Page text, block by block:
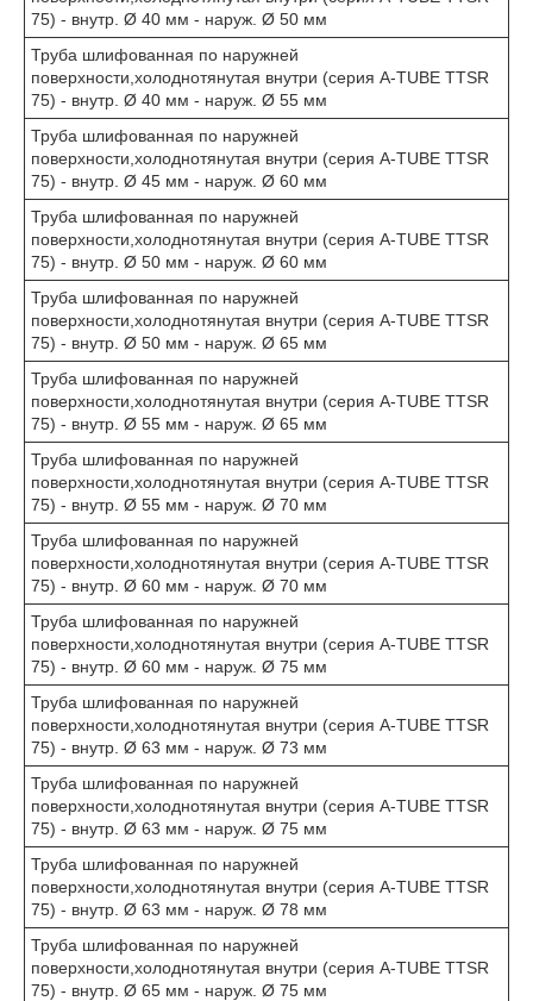
75) - внутр. Ø 40 мм - наруж. Ø 50 мм
Труба шлифованная по наружней
поверхности,холоднотянутая внутри (серия A-TUBE TTSR
75) - внутр. Ø 40 мм - наруж. Ø 55 мм
Труба шлифованная по наружней
поверхности,холоднотянутая внутри (серия A-TUBE TTSR
75) - внутр. Ø 45 мм - наруж. Ø 60 мм
Труба шлифованная по наружней
поверхности,холоднотянутая внутри (серия A-TUBE TTSR
75) - внутр. Ø 50 мм - наруж. Ø 60 мм
Труба шлифованная по наружней
поверхности,холоднотянутая внутри (серия A-TUBE TTSR
75) - внутр. Ø 50 мм - наруж. Ø 65 мм
Труба шлифованная по наружней
поверхности,холоднотянутая внутри (серия A-TUBE TTSR
75) - внутр. Ø 55 мм - наруж. Ø 65 мм
Труба шлифованная по наружней
поверхности,холоднотянутая внутри (серия A-TUBE TTSR
75) - внутр. Ø 55 мм - наруж. Ø 70 мм
Труба шлифованная по наружней
поверхности,холоднотянутая внутри (серия A-TUBE TTSR
75) - внутр. Ø 60 мм - наруж. Ø 70 мм
Труба шлифованная по наружней
поверхности,холоднотянутая внутри (серия A-TUBE TTSR
75) - внутр. Ø 60 мм - наруж. Ø 75 мм
Труба шлифованная по наружней
поверхности,холоднотянутая внутри (серия A-TUBE TTSR
75) - внутр. Ø 63 мм - наруж. Ø 73 мм
Труба шлифованная по наружней
поверхности,холоднотянутая внутри (серия A-TUBE TTSR
75) - внутр. Ø 63 мм - наруж. Ø 75 мм
Труба шлифованная по наружней
поверхности,холоднотянутая внутри (серия A-TUBE TTSR
75) - внутр. Ø 63 мм - наруж. Ø 78 мм
Труба шлифованная по наружней
поверхности,холоднотянутая внутри (серия A-TUBE TTSR
75) - внутр. Ø 65 мм - наруж. Ø 75 мм